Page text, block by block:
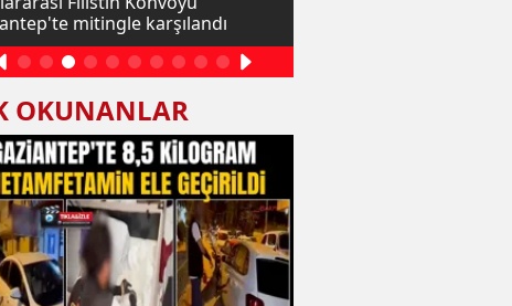
mitingle karşılandı
OKUNANLAR